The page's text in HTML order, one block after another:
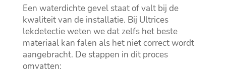
Een waterdichte gevel staat of valt bij de
kwaliteit van de installatie.​ Bij Ultrices
lekdetectie weten we dat zelfs het beste
materiaal kan falen als het niet correct wordt
aangebracht.​ De stappen in dit proces
omvatten: